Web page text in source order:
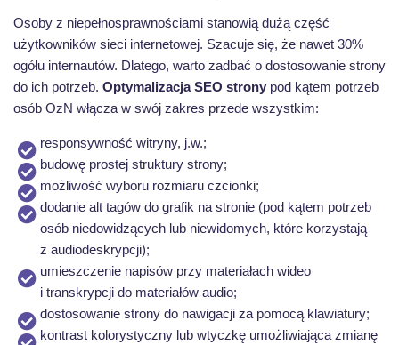
Osoby z niepełnosprawnościami stanowią dużą część
użytkowników sieci internetowej. Szacuje się, że nawet 30%
ogółu internautów. Dlatego, warto zadbać o dostosowanie strony
do ich potrzeb. Optymalizacja SEO strony pod kątem potrzeb
osób OzN włącza w swój zakres przede wszystkim:
responsywność witryny, j.w.;
budowę prostej struktury strony;
możliwość wyboru rozmiaru czcionki;
dodanie alt tagów do grafik na stronie (pod kątem potrzeb
osób niedowidzących lub niewidomych, które korzystają
z audiodeskrypcji);
umieszczenie napisów przy materiałach wideo
i transkrypcji do materiałów audio;
dostosowanie strony do nawigacji za pomocą klawiatury;
kontrast kolorystyczny lub wtyczkę umożliwiająca zmianę